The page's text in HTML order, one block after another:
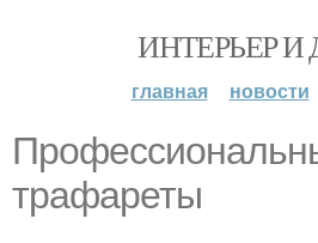
ИНТЕРЬЕР И
главная новости
трафареты